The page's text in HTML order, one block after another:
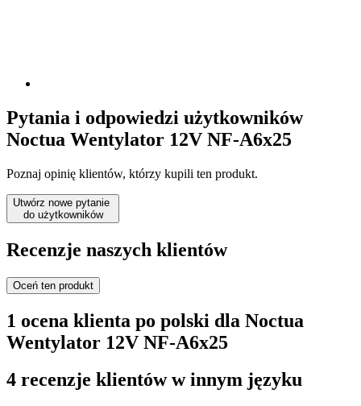
Pytania i odpowiedzi użytkowników
Noctua Wentylator 12V NF-A6x25
Poznaj opinię klientów, którzy kupili ten produkt.
Utwórz nowe pytanie
do użytkowników
Recenzje naszych klientów
Oceń ten produkt
1 ocena klienta po polski dla Noctua
Wentylator 12V NF-A6x25
4 recenzje klientów w innym języku